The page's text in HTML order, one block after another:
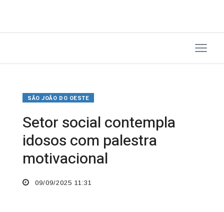
SÃO JOÃO DO OESTE
Setor social contempla
idosos com palestra
motivacional
09/09/2025 11:31